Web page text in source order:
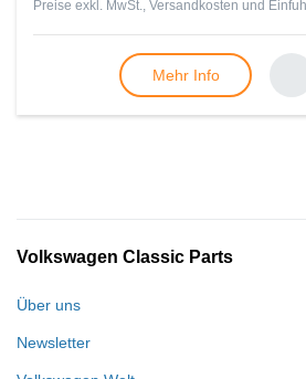
Preise exkl. MwSt., Versandkosten und
Mehr Info
Volkswagen Classic Parts
Über uns
Newsletter